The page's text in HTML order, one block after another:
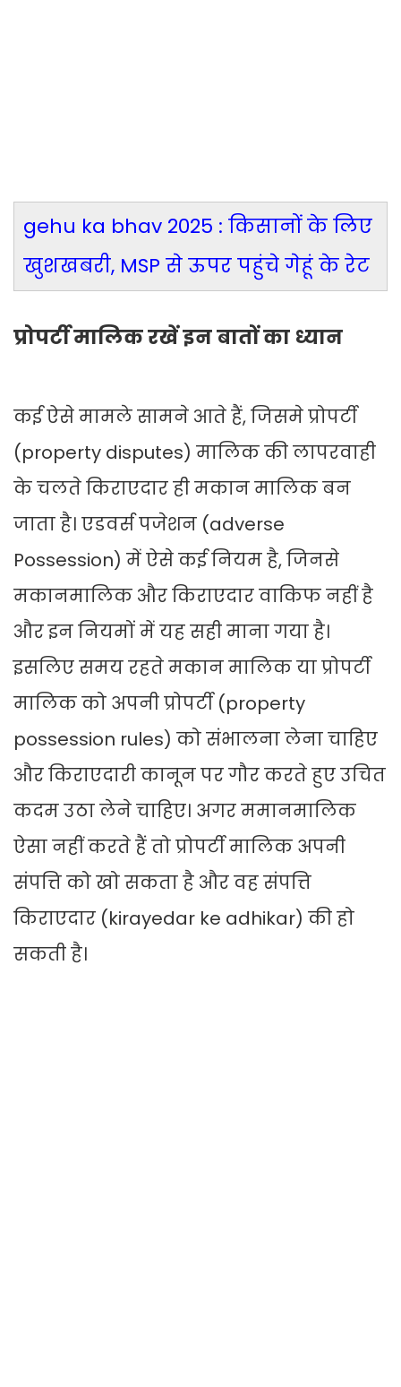
gehu ka bhav 2025 : किसानों के लिए
खुशखबरी, MSP से ऊपर पहुंचे गेहूं के रेट
प्रोपर्टी मालिक रखें इन बातों का ध्यान
कई ऐसे मामले सामने आते हैं, जिसमे प्रोपर्टी
(property disputes) मालिक की लापरवाही
के चलते किराएदार ही मकान मालिक बन
जाता है। एडवर्स पजेशन (adverse
Possession) में ऐसे कई नियम है, जिनसे
मकानमालिक और किराएदार वाकिफ नहीं है
और इन नियमों में यह सही माना गया है।
इसलिए समय रहते मकान मालिक या प्रोपर्टी
मालिक को अपनी प्रोपर्टी (property
possession rules) को संभालना लेना चाहिए
और किराएदारी कानून पर गौर करते हुए उचित
कदम उठा लेने चाहिए। अगर ममानमालिक
ऐसा नहीं करते हैं तो प्रोपर्टी मालिक अपनी
संपत्ति को खो सकता है और वह संपत्ति
किराएदार (kirayedar ke adhikar) की हो
सकती है।